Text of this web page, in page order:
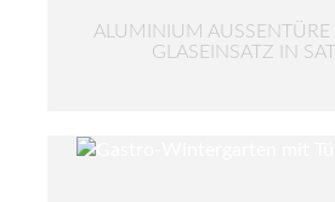
ALUMINIUM AUSSENTÜRE
LASEINSATZ IN